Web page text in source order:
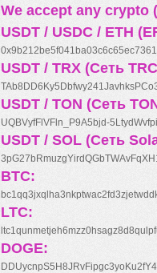
We accept any crypto
USDT / USDC / ETH
USDT / TRX (Сеть
USDT / TON (Сеть
UQBVyfFlVFln_P9A5bjd-
USDT / SOL (Сеть
BTC:
LTC:
DOGE: